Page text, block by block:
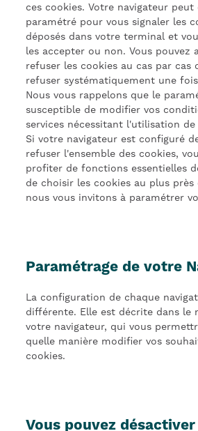
ces cookies. Votre navigateur
paramétré pour vous signaler les
déposés dans votre terminal et
les accepter ou non. Vous pouvez
refuser les cookies au cas par cas
refuser systématiquement une
Nous vous rappelons que le
susceptible de modifier vos
services nécessitant l'utilisation de
Si votre navigateur est configuré
refuser l'ensemble des cookies,
profiter de fonctions essentielles
de choisir les cookies au plus près
nous vous invitons à paramétrer
Paramétrage de votre
La configuration de chaque
différente. Elle est décrite dans le
votre navigateur, qui vous
quelle manière modifier vos
cookies.
Vous pouvez